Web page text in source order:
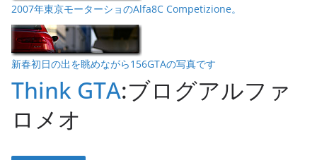
2007年東京モーターショのAlfa8C Competizione。
新春初日の出を眺めながら156GTAの写真です
Think GTA:ブログアルファ
ロメオ